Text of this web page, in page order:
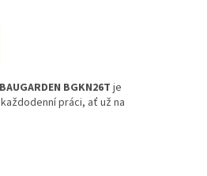
BAUGARDEN BGKN26T je
práci, ať už na